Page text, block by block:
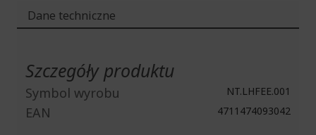
Dane techniczne
Szczegóły produktu
Symbol wyrobu NT.LHFEE.001
EAN 4711474093042